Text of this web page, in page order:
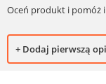
Oceń produkt i pomóż
+ Dodaj pierwszą